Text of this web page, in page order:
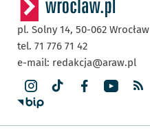
pl. Solny 14, 50-062 Wrocław
tel. 71 776 71 42
e-mail: redakcja@araw.pl